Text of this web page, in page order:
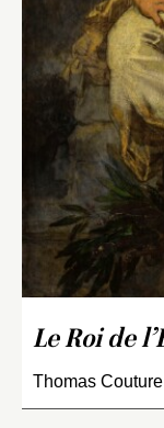
Le Roi de
Thomas